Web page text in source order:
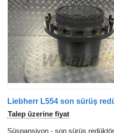
Liebherr L554 son sürüş
Talep üzerine fiyat
Süspansiyon - son sürüş redüktör